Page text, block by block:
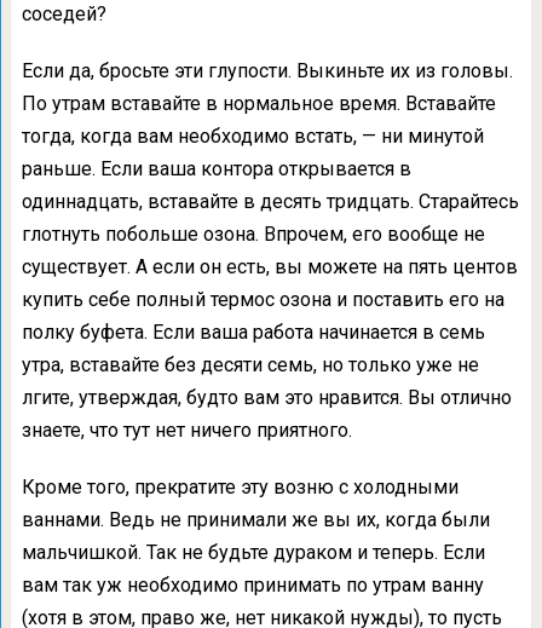
соседей?
Если да, бросьте эти глупости. Выкиньте их из головы.
По утрам вставайте в нормальное время. Вставайте
тогда, когда вам необходимо встать, — ни минутой
раньше. Если ваша контора открывается в
одиннадцать, вставайте в десять тридцать. Старайтесь
глотнуть побольше озона. Впрочем, его вообще не
существует. А если он есть, вы можете на пять центов
купить себе полный термос озона и поставить его на
полку буфета. Если ваша работа начинается в семь
утра, вставайте без десяти семь, но только уже не
лгите, утверждая, будто вам это нравится. Вы отлично
знаете, что тут нет ничего приятного.
Кроме того, прекратите эту возню с холодными
ваннами. Ведь не принимали же вы их, когда были
мальчишкой. Так не будьте дураком и теперь. Если
вам так уж необходимо принимать по утрам ванну
(хотя в этом, право же, нет никакой нужды), то пусть